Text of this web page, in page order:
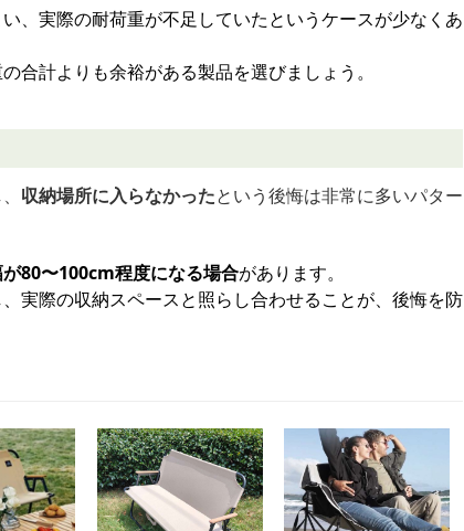
、実際の耐荷重が不足していたというケースが少なくあ
合計よりも余裕がある製品を選びましょう。
収納場所に入らなかったという後悔は非常に多いパター
80〜100cm程度になる場合があります。
実際の収納スペースと照らし合わせることが、後悔を防